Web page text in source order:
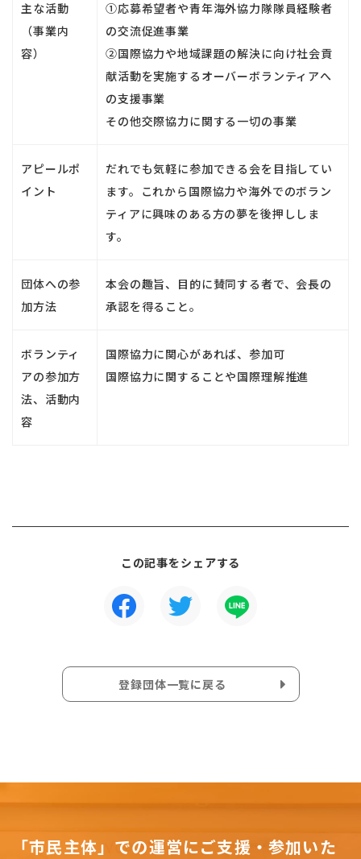
主な活動
（事業内
容）
①応募希望者や青年海外協力隊隊員経験者
の交流促進事業
②国際協力や地域課題の解決に向け社会貢
献活動を実施するオーバーボランティアへ
の支援事業
その他交際協力に関する一切の事業
アピールポ
イント
だれでも気軽に参加できる会を目指してい
ます。これから国際協力や海外でのボラン
ティアに興味のある方の夢を後押ししま
す。
団体への参
加方法
本会の趣旨、目的に賛同する者で、会長の
承認を得ること。
ボランティ
アの参加方
法、活動内
容
国際協力に関心があれば、参加可
国際協力に関することや国際理解推進
この記事をシェアする
登録団体一覧に戻る
「市民主体」での運営にご支援・参加いた